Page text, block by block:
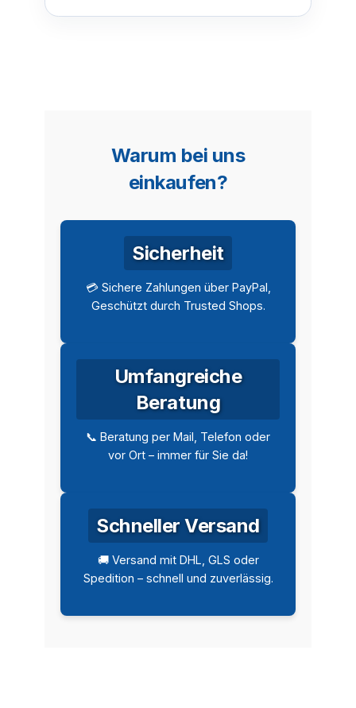
Warum bei uns
einkaufen?
Sicherheit
💳 Sichere Zahlungen über PayPal,
Geschützt durch Trusted Shops.
Umfangreiche
Beratung
📞 Beratung per Mail, Telefon oder
vor Ort – immer für Sie da!
Schneller Versand
🚚 Versand mit DHL, GLS oder
Spedition – schnell und zuverlässig.